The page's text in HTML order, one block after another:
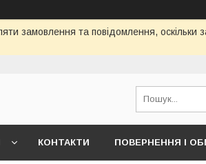
замовлення та повідомлення,
КОНТАКТИ ПОВЕРНЕННЯ І